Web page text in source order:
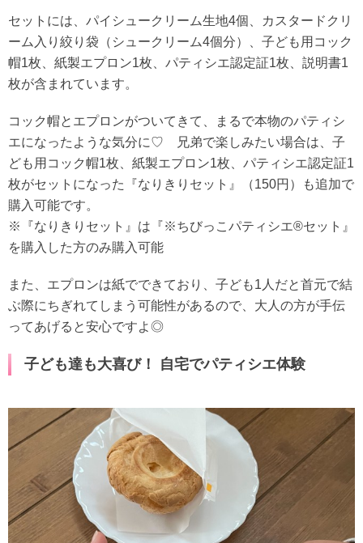
セットには、パイシュークリーム生地4個、カスタードクリ
ーム入り絞り袋（シュークリーム4個分）、子ども用コック
帽1枚、紙製エプロン1枚、パティシエ認定証1枚、説明書1
枚が含まれています。
コック帽とエプロンがついてきて、まるで本物のパティシ
エになったような気分に♡ 兄弟で楽しみたい場合は、子
ども用コック帽1枚、紙製エプロン1枚、パティシエ認定証1
枚がセットになった『なりきりセット』（150円）も追加で
購入可能です。
※『なりきりセット』は『※ちびっこパティシエ®セット』
を購入した方のみ購入可能
また、エプロンは紙でできており、子ども1人だと首元で結
ぶ際にちぎれてしまう可能性があるので、大人の方が手伝
ってあげると安心ですよ◎
子ども達も大喜び！ 自宅でパティシエ体験